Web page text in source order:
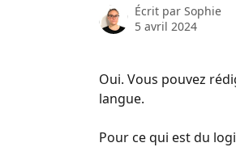
Écrit par Sophie
5 avril 2024
Oui. Vous pouvez
langue.
Pour ce qui est du